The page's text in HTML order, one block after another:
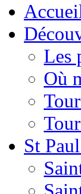
Les
Où
St